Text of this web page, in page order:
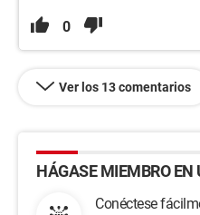
0
Ver los 13 comentarios
HÁGASE MIEMBRO EN
Conéctese